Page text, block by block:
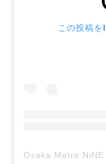
この投稿
Osaka Metro NiNE